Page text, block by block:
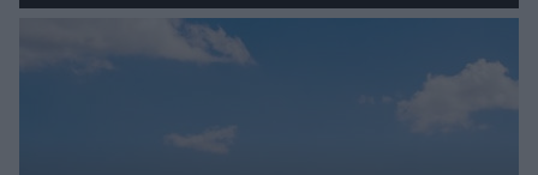
kombajnem